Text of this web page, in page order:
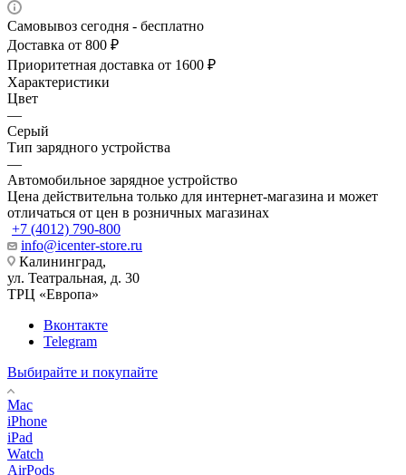
Самовывоз сегодня - бесплатно
Доставка от 800 ₽
Приоритетная доставка от 1600 ₽
Характеристики
Цвет
—
Серый
Тип зарядного устройства
—
Автомобильное зарядное устройство
Цена действительна только для интернет-магазина и может
отличаться от цен в розничных магазинах
+7 (4012) 790-800
info@icenter-store.ru
Калининград,
ул. Театральная, д. 30
ТРЦ «Европа»
Вконтакте
Telegram
Выбирайте и покупайте
Mac
iPhone
iPad
Watch
AirPods